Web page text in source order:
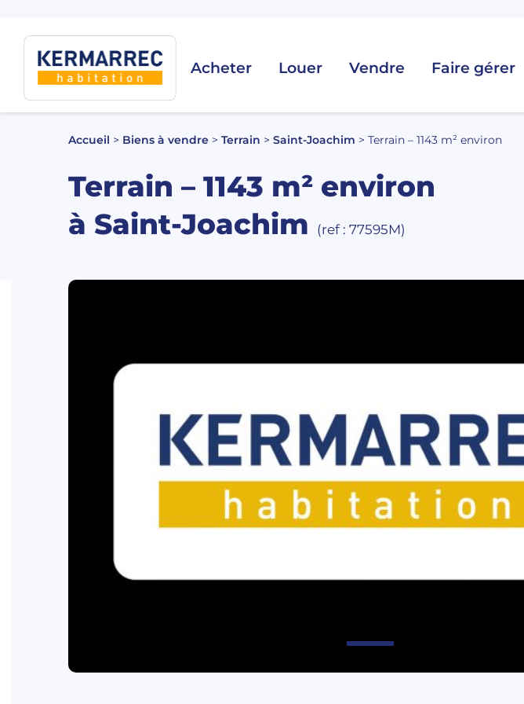
Acheter Louer Vendre Faire gérer
Accueil > Biens à vendre > Terrain > Saint-Joachim > Terrain – 1143 m² environ
Terrain – 1143 m² environ
à Saint-Joachim
(ref : 77595M)